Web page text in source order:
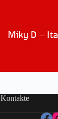
Miky D –
Kontakte